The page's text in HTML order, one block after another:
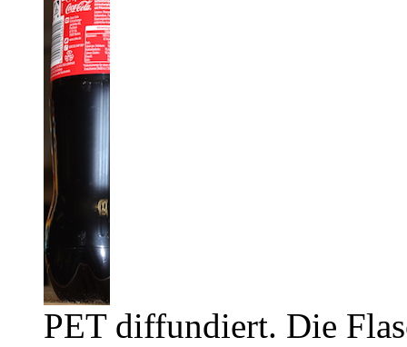
PET diffundiert. Die